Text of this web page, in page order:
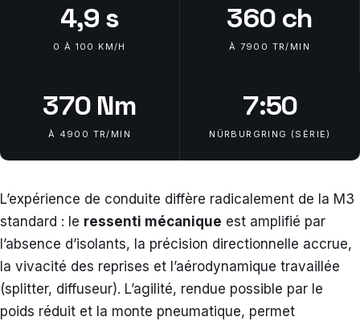
4,9 s
0 À 100 KM/H
360 ch
À 7900 TR/MIN
370 Nm
À 4900 TR/MIN
7:50
NÜRBURGRING (SÉRIE)
L’expérience de conduite diffère radicalement de la M3
standard : le ressenti mécanique est amplifié par
l’absence d’isolants, la précision directionnelle accrue,
la vivacité des reprises et l’aérodynamique travaillée
(splitter, diffuseur). L’agilité, rendue possible par le
poids réduit et la monte pneumatique, permet